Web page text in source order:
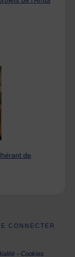
de
CONNECTER
- Cookies